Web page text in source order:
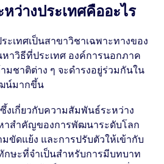
ว่างประเทศคืออะไร
เทศเป็นสาขาวิชาเฉพาะทางของ
าวิธีที่ประเทศ องค์การนอกภาค
มชาติต่าง ๆ จะดำรงอยู่ร่วมกันใน
น์มากขึ้น
งเกี่ยวกับความสัมพันธ์ระหว่าง
าสำคัญของการพัฒนาระดับโลก
ขัดแย้ง และการปรับตัวให้เข้ากับ
ษะที่จำเป็นสำหรับการมีบทบาท